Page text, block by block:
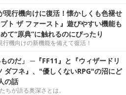
現行機向けに復活！懐かしくも色褪せ
ト ザ ファースト』遊びやすい機能も
て“原典”に触れるのにぴったり
機向けの新機能を備えて復活！
ものだ」 ─『FF11』と『ウィザードリ
ダフネ』、"優しくないRPG"の沼にど
の話
ちが語る奥深さとは。